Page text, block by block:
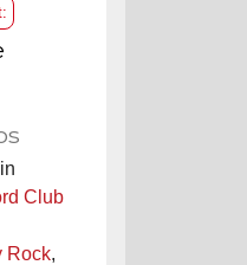
Club
Rock,